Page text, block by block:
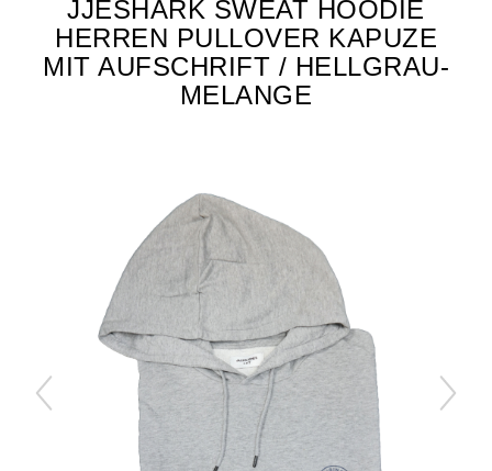
JJESHARK SWEAT HOODIE
HERREN PULLOVER KAPUZE
MIT AUFSCHRIFT / HELLGRAU-
MELANGE